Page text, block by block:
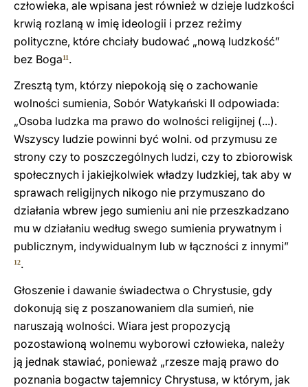
człowieka, ale wpisana jest również w dzieje ludzkości
krwią rozlaną w imię ideologii i przez reżimy
polityczne, które chciały budować „nową ludzkość”
bez Boga11.
Zresztą tym, którzy niepokoją się o zachowanie
wolności sumienia, Sobór Watykański II odpowiada:
„Osoba ludzka ma prawo do wolności religijnej (...).
Wszyscy ludzie powinni być wolni. od przymusu ze
strony czy to poszczególnych ludzi, czy to zbiorowisk
społecznych i jakiejkolwiek władzy ludzkiej, tak aby w
sprawach religijnych nikogo nie przymuszano do
działania wbrew jego sumieniu ani nie przeszkadzano
mu w działaniu według swego sumienia prywatnym i
publicznym, indywidualnym lub w łączności z innymi”
12.
Głoszenie i dawanie świadectwa o Chrystusie, gdy
dokonują się z poszanowaniem dla sumień, nie
naruszają wolności. Wiara jest propozycją
pozostawioną wolnemu wyborowi człowieka, należy
ją jednak stawiać, ponieważ „rzesze mają prawo do
poznania bogactw tajemnicy Chrystusa, w którym, jak